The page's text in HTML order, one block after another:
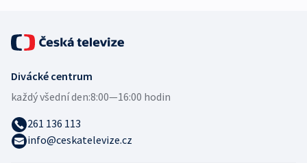
Divácké centrum
každý všední den:8:00—16:00 hodin
261 136 113
info@ceskatelevize.cz